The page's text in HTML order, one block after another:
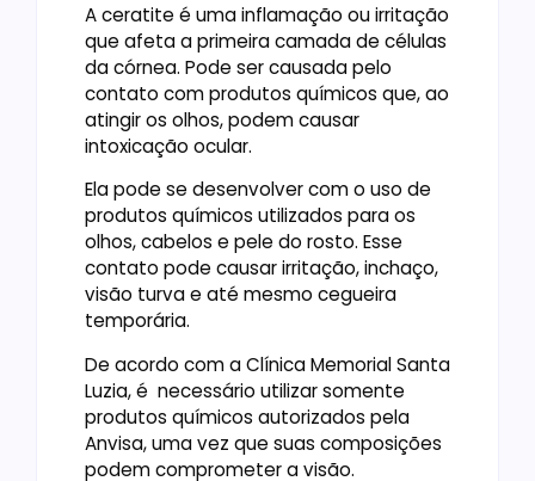
A ceratite é uma inflamação ou irritação
que afeta a primeira camada de células
da córnea. Pode ser causada pelo
contato com produtos químicos que, ao
atingir os olhos, podem causar
intoxicação ocular.
Ela pode se desenvolver com o uso de
produtos químicos utilizados para os
olhos, cabelos e pele do rosto. Esse
contato pode causar irritação, inchaço,
visão turva e até mesmo cegueira
temporária.
De acordo com a Clínica Memorial Santa
Luzia, é necessário utilizar somente
produtos químicos autorizados pela
Anvisa, uma vez que suas composições
podem comprometer a visão.